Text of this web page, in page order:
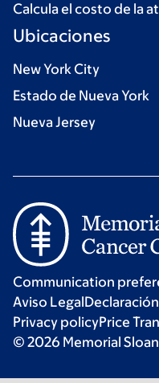
Calcula el costo de la
Ubicaciones
New York City
Estado de Nueva York
Nueva Jersey
Communication
Aviso Legal
Privacy policyPrice
© 2026 Memorial